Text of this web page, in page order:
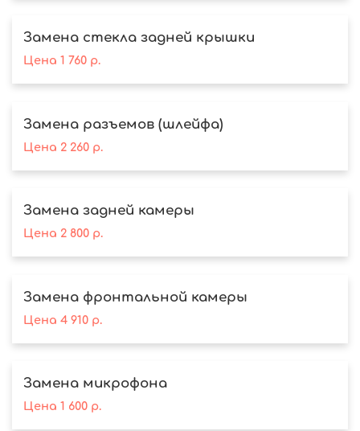
Замена стекла задней крышки
Цена 1 760р.
Замена разъемов (шлейфа)
Цена 2 260р.
Замена задней камеры
Цена 2 800р.
Замена фронтальной камеры
Цена 4 910р.
Замена микрофона
Цена 1 600р.